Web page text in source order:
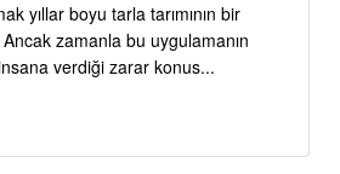
yıllar boyu tarla tarımının bir
zamanla bu uygulamanın
verdiği zarar konus...